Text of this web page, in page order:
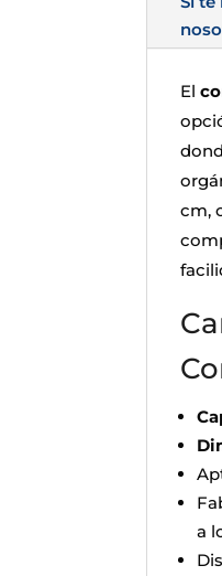
El
cm,
a